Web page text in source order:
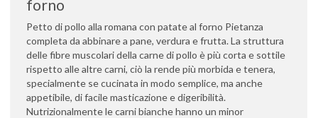
forno
Petto di pollo alla romana con patate al forno Pietanza
completa da abbinare a pane, verdura e frutta. La struttura
delle fibre muscolari della carne di pollo è più corta e sottile
rispetto alle altre carni, ciò la rende più morbida e tenera,
specialmente se cucinata in modo semplice, ma anche
appetibile, di facile masticazione e digeribilità.
Nutrizionalmente le carni bianche hanno un minor